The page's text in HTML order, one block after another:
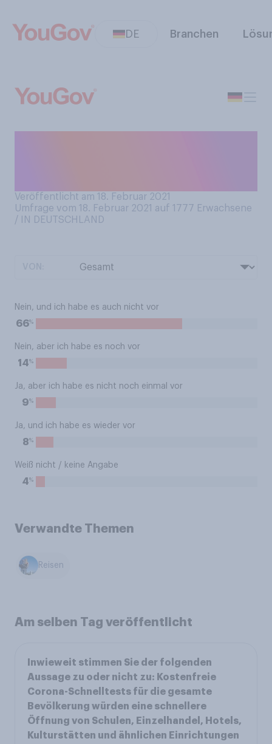
DE Branchen
Veröffentlicht am 18. Februar 2021
Umfrage vom 18. Februar 2021 auf 1777 Erwachsene
/ IN DEUTSCHLAND
Nein, und ich habe es auch nicht vor
66%
Nein, aber ich habe es noch vor
14%
Ja, aber ich habe es nicht noch einmal vor
9%
Ja, und ich habe es wieder vor
8%
Weiß nicht / keine Angabe
4%
Verwandte Themen
Reisen
Am selben Tag veröffentlicht
Inwieweit stimmen Sie der folgenden
Aussage zu oder nicht zu: Kostenfreie
Corona-Schnelltests für die gesamte
Bevölkerung würden eine schnellere
Öffnung von Schulen, Einzelhandel, Hotels,
Kulturstätten und ähnlichen Einrichtungen